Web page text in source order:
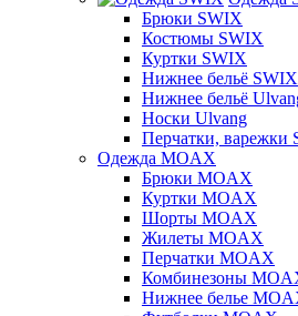
Брюки SWIX
Костюмы SWIX
Куртки SWIX
Нижнее бельё SWIX
Нижнее бельё
Носки Ulvang
Перчатки, варежки
Одежда MOAX
Брюки MOAX
Куртки MOAX
Шорты MOAX
Жилеты MOAX
Перчатки MOAX
Комбинезоны
Нижнее белье